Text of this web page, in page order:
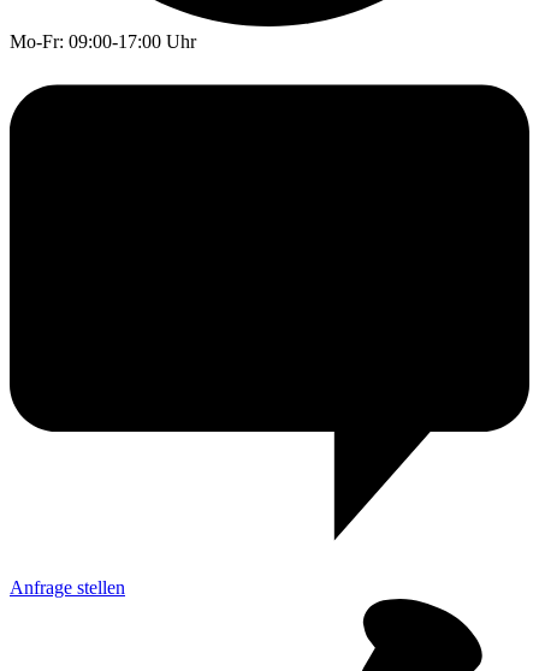
Mo-Fr: 09:00-17:00 Uhr
Anfrage stellen